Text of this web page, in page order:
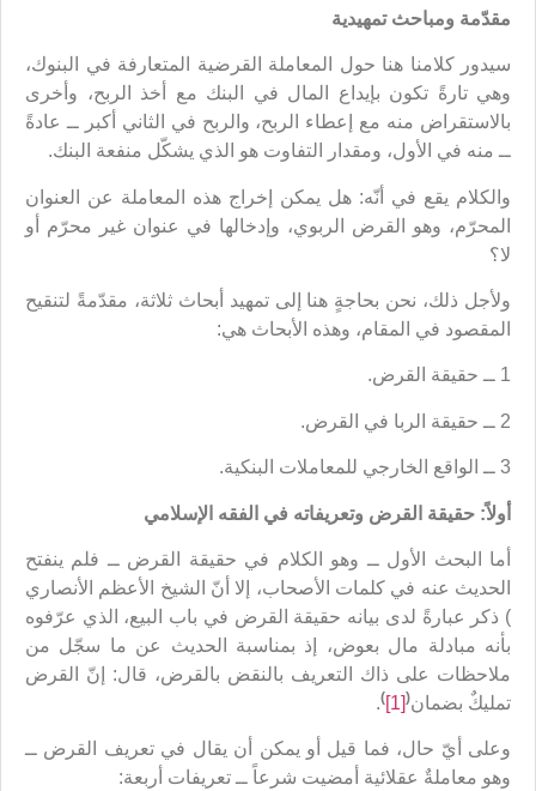
مقدّمة ومباحث تمهيدية
سيدور كلامنا هنا حول المعاملة القرضية المتعارفة في البنوك،
وهي تارةً تكون بإيداع المال في البنك مع أخذ الربح، وأخرى
بالاستقراض منه مع إعطاء الربح، والربح في الثاني أكبر ــ عادةً
ــ منه في الأول، ومقدار التفاوت هو الذي يشكّل منفعة البنك.
والكلام يقع في أنّه: هل يمكن إخراج هذه المعاملة عن العنوان
المحرّم، وهو القرض الربوي، وإدخالها في عنوان غير محرّم أو
لا؟
ولأجل ذلك، نحن بحاجةٍ هنا إلى تمهيد أبحاث ثلاثة، مقدّمةً لتنقيح
المقصود في المقام، وهذه الأبحاث هي:
1 ــ حقيقة القرض.
2 ــ حقيقة الربا في القرض.
3 ــ الواقع الخارجي للمعاملات البنكية.
أولاً: حقيقة القرض وتعريفاته في الفقه الإسلامي
أما البحث الأول ــ وهو الكلام في حقيقة القرض ــ فلم ينفتح
الحديث عنه في كلمات الأصحاب، إلا أنّ الشيخ الأعظم الأنصاري
) ذكر عبارةً لدى بيانه حقيقة القرض في باب البيع، الذي عرّفوه
بأنه مبادلة مال بعوض، إذ بمناسبة الحديث عن ما سجّل من
ملاحظات على ذاك التعريف بالنقض بالقرض، قال: إنّ القرض
تمليكٌ بضمان(
[1]
)
.
وعلى أيّ حال، فما قيل أو يمكن أن يقال في تعريف القرض ــ
وهو معاملةٌ عقلائية أمضيت شرعاً ــ تعريفات أربعة: